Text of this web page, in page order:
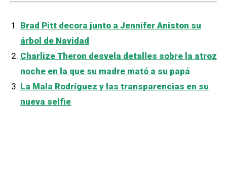
Brad Pitt decora junto a Jennifer Aniston su
árbol de Navidad
Charlize Theron desvela detalles sobre la atroz
noche en la que su madre mató a su papá
La Mala Rodríguez y las transparencias en su
nueva selfie